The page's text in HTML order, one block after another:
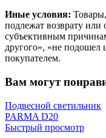
Иные условия:
подлежат возврату или
субъективным
другого», «не подошел
покупателем.
Вам могут
Подвесной светильник
PARMA D20
Быстрый просмотр